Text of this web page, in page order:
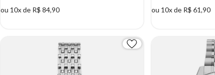
ou 10x de R$ 84,90 ou 10x de R$ 61,90